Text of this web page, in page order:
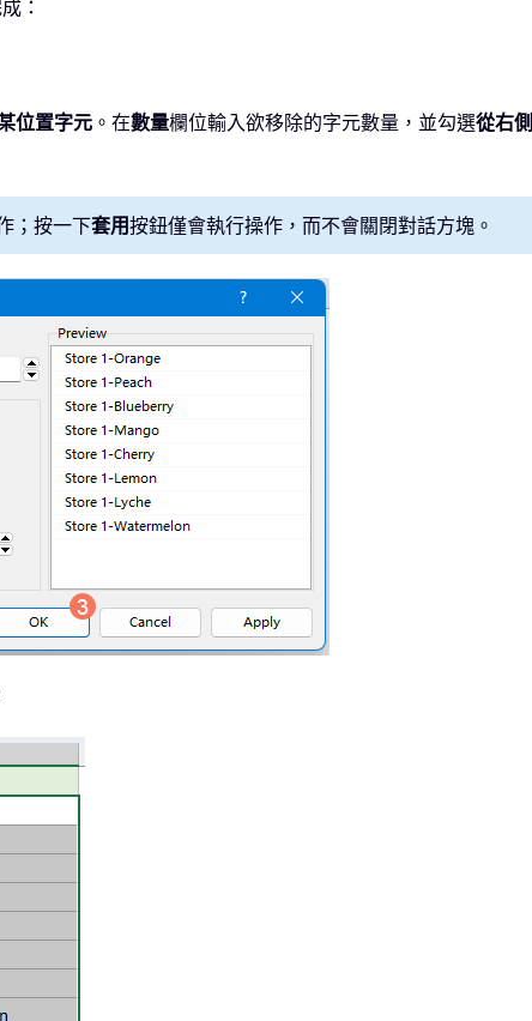
：
位置字元 。在數量欄位輸入欲移除的字元數量，並勾選從右側
；按一下套用按鈕僅會執行操作，而不會關閉對話方塊。